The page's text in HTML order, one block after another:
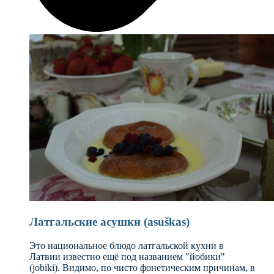
Латгальские асушки (asuškas)
Это национальное блюдо латгальской кухни в
Латвии известно ещё под названием "йобики"
(jobiki). Видимо, по чисто фонетическим причинам, в